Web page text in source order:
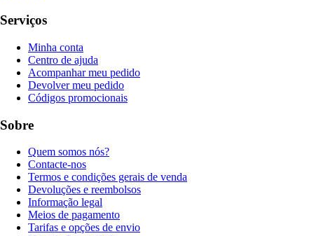
Serviços
Minha conta
Centro de ajuda
Acompanhar meu pedido
Devolver meu pedido
Códigos promocionais
Sobre
Quem somos nós?
Contacte-nos
Termos e condições gerais de venda
Devoluções e reembolsos
Informação legal
Meios de pagamento
Tarifas e opções de envio